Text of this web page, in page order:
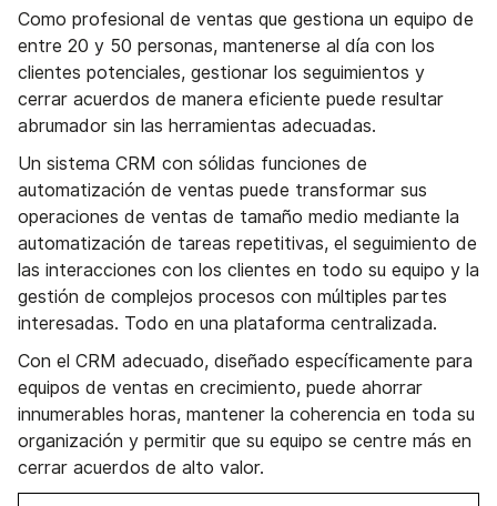
Como profesional de ventas que gestiona un equipo de
entre 20 y 50 personas, mantenerse al día con los
clientes potenciales, gestionar los seguimientos y
cerrar acuerdos de manera eficiente puede resultar
abrumador sin las herramientas adecuadas.
Un sistema CRM con sólidas funciones de
automatización de ventas puede transformar sus
operaciones de ventas de tamaño medio mediante la
automatización de tareas repetitivas, el seguimiento de
las interacciones con los clientes en todo su equipo y la
gestión de complejos procesos con múltiples partes
interesadas. Todo en una plataforma centralizada.
Con el CRM adecuado, diseñado específicamente para
equipos de ventas en crecimiento, puede ahorrar
innumerables horas, mantener la coherencia en toda su
organización y permitir que su equipo se centre más en
cerrar acuerdos de alto valor.